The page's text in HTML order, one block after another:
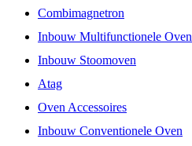
Combimagnetron
Inbouw Multifunctionele Oven
Inbouw Stoomoven
Atag
Oven Accessoires
Inbouw Conventionele Oven